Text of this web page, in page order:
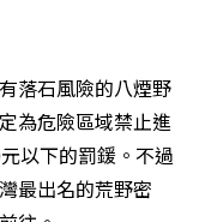
落石風險的八煙野
為危險區域禁止進
以下的罰鍰。不過
最出名的荒野密